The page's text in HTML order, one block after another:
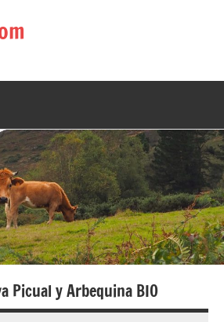
Picual y Arbequina BIO